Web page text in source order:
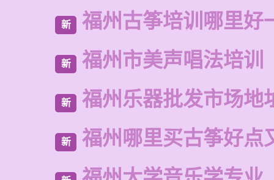
新 福州古筝培训哪里好
新 福州市美声唱法培训
新 福州乐器批发市场地
新 福州哪里买古筝好点